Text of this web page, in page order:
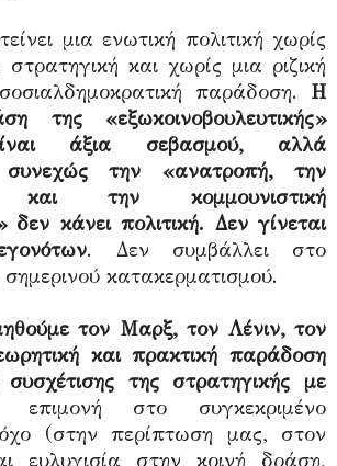
μια ενωτική πολιτική χωρίς
και χωρίς μια ριζική
παράδοση. Η
της «εξωκοινοβουλευτικής»
άξια σεβασμού, αλλά
συνεχώς την «ανατροπή, την
και την κομμουνιστική
δεν κάνει πολιτική. Δεν γίνεται
. Δεν συμβάλλει στο
κατακερματισμού.
τον Μαρξ, τον Λένιν, τον
και πρακτική παράδοση
της στρατηγικής με
επιμονή στο συγκεκριμένο
(στην περίπτωση μας, στον
ευλυγισία στην κοινή δράση,